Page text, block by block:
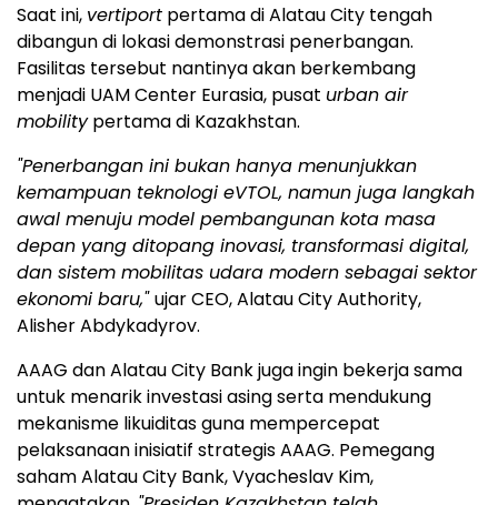
Saat ini, vertiport pertama di Alatau City tengah
dibangun di lokasi demonstrasi penerbangan.
Fasilitas tersebut nantinya akan berkembang
menjadi UAM Center Eurasia, pusat urban air
mobilitypertama di Kazakhstan.
"Penerbangan ini bukan hanya menunjukkan
kemampuan teknologi eVTOL, namun juga langkah
awal menuju model pembangunan kota masa
depan yang ditopang inovasi, transformasi digital,
dan sistem mobilitas udara modern sebagai sektor
ekonomi baru,"ujar CEO, Alatau City Authority,
Alisher Abdykadyrov.
AAAG dan Alatau City Bank juga ingin bekerja sama
untuk menarik investasi asing serta mendukung
mekanisme likuiditas guna mempercepat
pelaksanaan inisiatif strategis AAAG. Pemegang
saham Alatau City Bank, Vyacheslav Kim,